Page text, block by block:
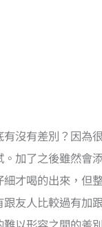
沒有差別？因為
加了之後雖然會
才喝的出來，但
友人比較過有加